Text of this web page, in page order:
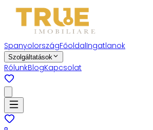
SpanyolországFőoldalIngatlanok
Szolgáltatások
RólunkBlogKapcsolat